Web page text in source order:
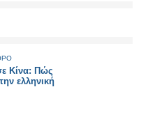
Κίνα: Πώς
ελληνική